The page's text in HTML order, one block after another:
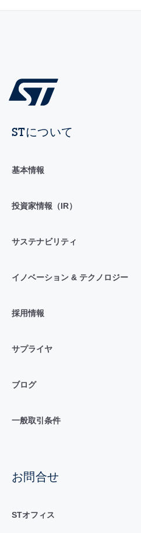
STについて
基本情報
投資家情報（IR）
サステナビリティ
イノベーション & テクノロジー
採用情報
サプライヤ
ブログ
一般取引条件
お問合せ
STオフィス